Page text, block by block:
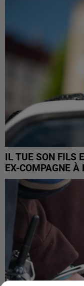
IL TUE SON FILS
EX-COMPAGNE À